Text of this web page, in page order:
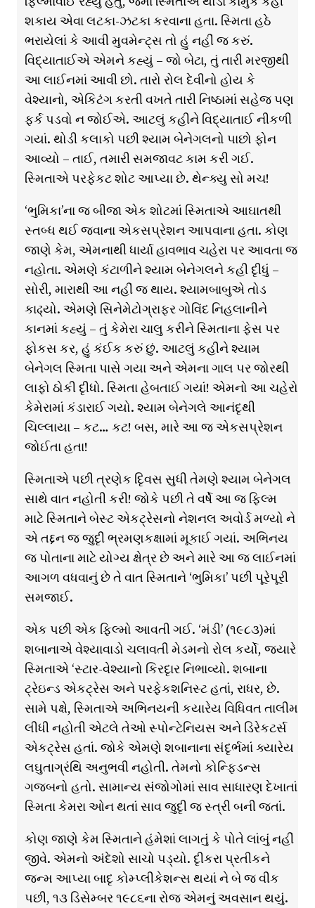
શકાય એવા લટકા-ઝટકા કરવાના હતા. સ્મિતા હઠે
ભરાયેલાં કે આવી મુવમેન્ટ્સ તો હું નહીં જ કરું.
વિદ્યાતાઈએ એમને કહ્યું – જો બેટા, તું તારી મરજીથી
આ લાઈનમાં આવી છો. તારો રોલ દેવીનો હોય કે
વેશ્યાનો, એકિટંગ કરતી વખતે તારી નિષ્ઠામાં સહેજ પણ
ફર્ક પડવો ન જોઈએ. આટલું કહીને વિદ્યાતાઈ નીકળી
ગયાં. થોડી કલાકો પછી શ્યામ બેનેગલનો પાછો ફોન
આવ્યો – તાઈ, તમારી સમજાવટ કામ કરી ગઈ.
સ્મિતાએ પરફેકટ શોટ આપ્યા છે. થેન્ક્યુ સો મચ!
‘ભુમિકા’ના જ બીજા એક શોટમાં સ્મિતાએ આઘાતથી
સ્તબ્ધ થઈ જવાના એકસપ્રેશન આપવાના હતા. કોણ
જાણે કેમ, એમનાથી ધાર્યા હાવભાવ ચહેરા પર આવતા જ
નહોતા. એમણે કંટાળીને શ્યામ બેનેગલને કહી દૃીધું –
સોરી, મારાથી આ નહીં જ થાય. શ્યામબાબુએ તોડ
કાઢ્યો. એમણે સિનેમેટોગ્રાફર ગોવિંદ નિહલાનીને
કાનમાં કહ્યું – તું કેમેરા ચાલુ કરીને સ્મિતાના ફેસ પર
ફોકસ કર, હું કંઈક કરું છું. આટલું કહીને શ્યામ
બેનેગલ સ્મિતા પાસે ગયા અને એમના ગાલ પર જોરથી
લાફો ઠોકી દૃીધો. સ્મિતા હેબતાઈ ગયાં! એમનો આ ચહેરો
કેમેરામાં કંડારાઈ ગયો. શ્યામ બેનેગલે આનંદૃથી
ચિલ્લાયા – કટ… કટ! બસ, મારે આ જ એકસપ્રેશન
જોઈતા હતા!
સ્મિતાએ પછી ત્રણેક દિૃવસ સુધી તેમણે શ્યામ બેનેગલ
સાથે વાત નહોતી કરી! જોકે પછી તે વર્ષે આ જ ફિલ્મ
માટે સ્મિતાને બેસ્ટ એકટ્રેસનો નેશનલ અવોર્ડ મળ્યો ને
એ તદ્દન જ જુદૃી ભ્રમણકક્ષામાં મૂકાઈ ગયાં. અભિનય
જ પોતાના માટે યોગ્ય ક્ષેત્ર છે અને મારે આ જ લાઈનમાં
આગળ વધવાનું છે તે વાત સ્મિતાને ‘ભુમિકા’ પછી પૂરેપૂરી
સમજાઈ.
એક પછી એક ફિલ્મો આવતી ગઈ. ‘મંડી’ (૧૯૮૩)માં
શબાનાએ વેશ્યાવાડો ચલાવતી મેડમનો રોલ કર્યો, જ્યારે
સ્મિતાએ ‘સ્ટાર-વેશ્યાનો કિરદૃાર નિભાવ્યો. શબાના
ટ્રેઇન્ડ એકટ્રેસ અને પરફેકશનિસ્ટ હતાં, રાધર, છે.
સામે પક્ષે, સ્મિતાએ અભિનયની કયારેય વિધિવત તાલીમ
લીધી નહોતી એટલે તેઓ સ્પોન્ટેનિયસ અને ડિરેકટર્સ
એકટ્રેસ હતાં. જોકે એમણે શબાનાના સંદૃર્ભમાં ક્યારેય
લઘુતાગ્રંથિ અનુભવી નહોતી. તેમનો કોન્ફિડન્સ
ગજબનો હતો. સામાન્ય સંજોગોમાં સાવ સાધારણ દેખાતાં
સ્મિતા કેમરા ઓન થતાં સાવ જુદૃી જ સ્ત્રી બની જતાં.
કોણ જાણે કેમ સ્મિતાને હંમેશાં લાગતું કે પોતે લાંબું નહીં
જીવે. એમનો અંદેશો સાચો પડ્યો. દૃીકરા પ્રતીકને
જન્મ આપ્યા બાદૃ કોમ્પ્લીકેશન્સ થયાં ને બે જ વીક
પછી, ૧૩ ડિસેમ્બર ૧૯૮૬ના રોજ એમનું અવસાન થયું.